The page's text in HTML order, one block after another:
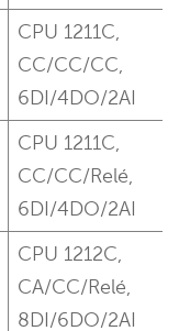
CPU 1211C,
CC/CC/CC,
6DI/4DO/2AI
CPU 1211C,
CC/CC/Relé,
6DI/4DO/2AI
CPU 1212C,
CA/CC/Relé,
8DI/6DO/2AI